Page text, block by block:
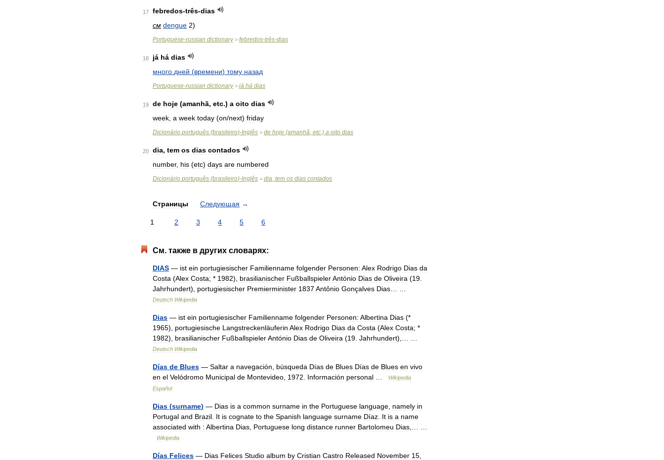
17 febredos-três-dias
см dengue 2)
Portuguese-russian dictionary> febredos-três-dias
18 já há dias
много дней (времени) тому назад
Portuguese-russian dictionary> já há dias
19 de hoje (amanhã, etc.) a oito dias
week a week today (on/next) friday
Dicionário português (brasileiro)-Inglês > de hoje (amanhã, etc.) a oito dias
20 dia, tem os dias contados
number, his (etc) days are numbered
Dicionário português (brasileiro)-Inglês > dia, tem os dias contados
Страницы Следующая →
1 2 3 4 5 6
См. также в других словарях:
DIAS — ist ein portugiesischer Familienname folgender Personen: Alex Rodrigo Dias da
Costa (Alex Costa; * 1982), brasilianischer FußballspielerAntónio Dias de Oliveira (19
Jahrhundert), portugiesischer Premierminister 1837 Antônio Gonçalves Dias
Deutsch Wikipedia
Dias — ist ein portugiesischer Familienname folgender Personen: Albertina Dias (*
1965), portugiesische Langstreckenläuferin Alex Rodrigo Dias da Costa (Alex Costa; *
1982), brasilianischer FußballspielerAntónio Dias de Oliveira (19 Jahrhundert),… …
Deutsch Wikipedia
Días de Blues — Saltar a navegación búsqueda Días de Blues Días de Blues en vivo
en el Velódromo Municipal de Montevideo 1972 Información personal
Wikipedia
Español
Dias (surname) — Dias is a common surname in the Portuguese language namely in
Portugal and Brazil It is cognate to the Spanish language surname Díaz It is a name
associated with : Albertina Dias Portuguese long distance runner Bartolomeu Dias
Wikipedia
Días Felices — Dias Felices Studio album by Cristian Castro Released November 15